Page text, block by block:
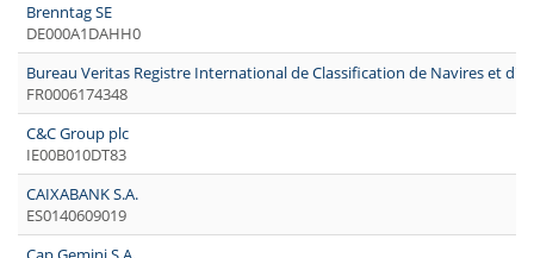
Brenntag SE
DE000A1DAHH0
Bureau Veritas Registre International de Classification de Navires et
FR0006174348
C&C Group plc
IE00B010DT83
CAIXABANK S.A.
ES0140609019